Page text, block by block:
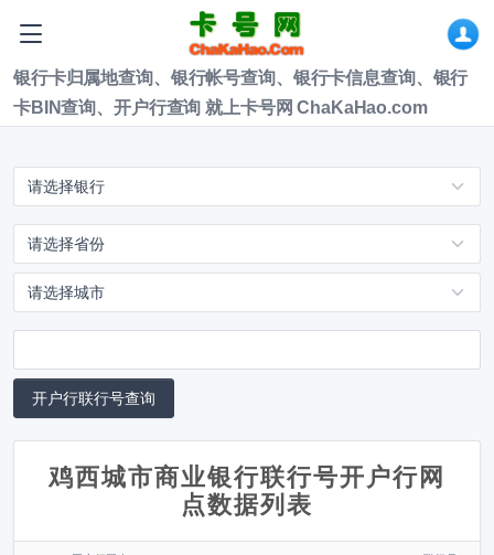
银行卡归属地查询、银行帐号查询、银行卡信息查询、银行
卡BIN查询、开户行查询 就上卡号网 ChaKaHao.com
鸡西城市商业银行联行号开户行网
点数据列表